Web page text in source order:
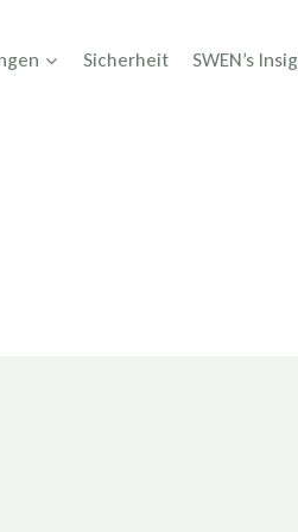
Sicherheit SWEN’s